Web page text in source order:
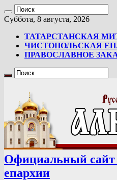
Суббота, 8 августа, 2026
ТАТАРСТАНСКАЯ
ЧИСТОПОЛЬСКАЯ
ПРАВОСЛАВНОЕ
Официальный сайт
епархии